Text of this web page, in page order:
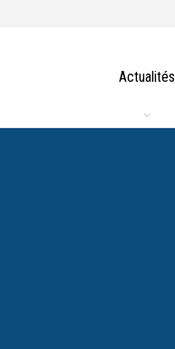
Actualités